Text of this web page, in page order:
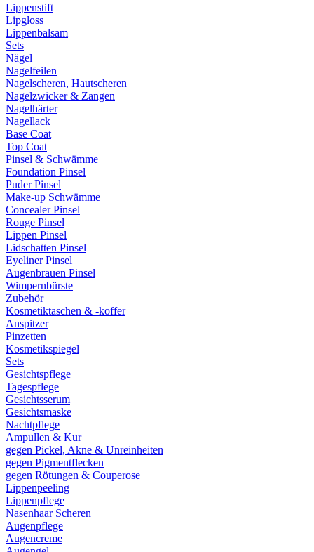
Lippenstift
Lipgloss
Lippenbalsam
Sets
Nägel
Nagelfeilen
Nagelscheren, Hautscheren
Nagelzwicker & Zangen
Nagelhärter
Nagellack
Base Coat
Top Coat
Pinsel & Schwämme
Foundation Pinsel
Puder Pinsel
Make-up Schwämme
Concealer Pinsel
Rouge Pinsel
Lippen Pinsel
Lidschatten Pinsel
Eyeliner Pinsel
Augenbrauen Pinsel
Wimpernbürste
Zubehör
Kosmetiktaschen & -koffer
Anspitzer
Pinzetten
Kosmetikspiegel
Sets
Gesichtspflege
Tagespflege
Gesichtsserum
Gesichtsmaske
Nachtpflege
Ampullen & Kur
gegen Pickel, Akne & Unreinheiten
gegen Pigmentflecken
gegen Rötungen & Couperose
Lippenpeeling
Lippenpflege
Nasenhaar Scheren
Augenpflege
Augencreme